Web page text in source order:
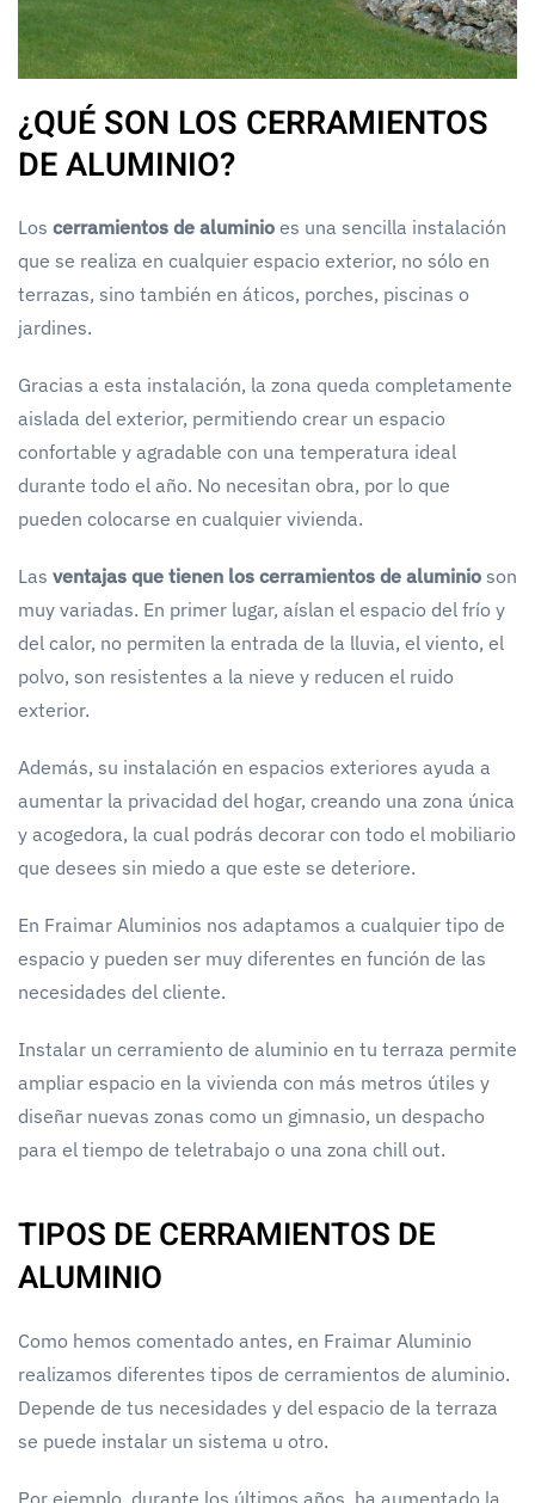
¿QUÉ SON LOS CERRAMIENTOS
DE ALUMINIO?
Los cerramientos de aluminio es una sencilla instalación
que se realiza en cualquier espacio exterior, no sólo en
terrazas, sino también en áticos, porches, piscinas o
jardines.
Gracias a esta instalación, la zona queda completamente
aislada del exterior, permitiendo crear un espacio
confortable y agradable con una temperatura ideal
durante todo el año. No necesitan obra, por lo que
pueden colocarse en cualquier vivienda.
Las ventajas que tienen los cerramientos de aluminio son
muy variadas. En primer lugar, aíslan el espacio del frío y
del calor, no permiten la entrada de la lluvia, el viento, el
polvo, son resistentes a la nieve y reducen el ruido
exterior.
Además, su instalación en espacios exteriores ayuda a
aumentar la privacidad del hogar, creando una zona única
y acogedora, la cual podrás decorar con todo el mobiliario
que desees sin miedo a que este se deteriore.
En Fraimar Aluminios nos adaptamos a cualquier tipo de
espacio y pueden ser muy diferentes en función de las
necesidades del cliente.
Instalar un cerramiento de aluminio en tu terraza permite
ampliar espacio en la vivienda con más metros útiles y
diseñar nuevas zonas como un gimnasio, un despacho
para el tiempo de teletrabajo o una zona chill out.
TIPOS DE CERRAMIENTOS DE
ALUMINIO
Como hemos comentado antes, en Fraimar Aluminio
realizamos diferentes tipos de cerramientos de aluminio.
Depende de tus necesidades y del espacio de la terraza
se puede instalar un sistema u otro.
Por ejemplo, durante los últimos años, ha aumentado la